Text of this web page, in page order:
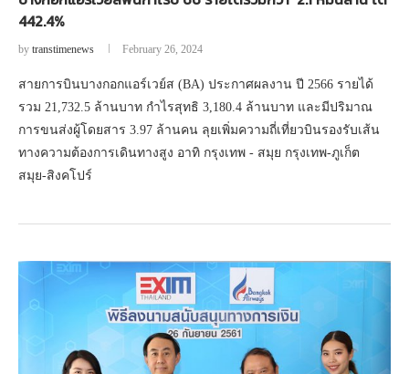
442.4%
by transtimenews February 26, 2024
สายการบินบางกอกแอร์เวย์ส (BA) ประกาศผลงาน ปี 2566 รายได้
รวม 21,732.5 ล้านบาท กำไรสุทธิ 3,180.4 ล้านบาท และมีปริมาณ
การขนส่งผู้โดยสาร 3.97 ล้านคน ลุยเพิ่มความถี่เที่ยวบินรองรับเส้น
ทางความต้องการเดินทางสูง อาทิ กรุงเทพ - สมุย กรุงเทพ-ภูเก็ต
สมุย-สิงคโปร์